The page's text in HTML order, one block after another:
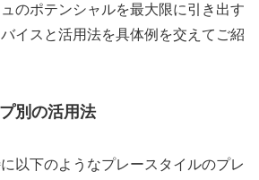
のポテンシャルを最大限に引き出す
イスと活用法を具体例を交えてご紹
別の活用法
以下のようなプレースタイルのプレ